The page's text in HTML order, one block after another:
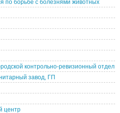
по борьбе с болезнями животных
контрольно-ревизионный отдел
завод, ГП
центр